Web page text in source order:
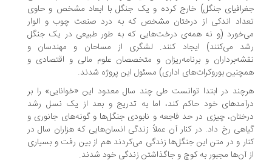
جنگل) خارج کرده و یک جنگل با ابعاد مشخص و حاوی
اندکی از درختان مشخص که به درد صنعت چوب و الوار
(و نه همه‌ی درخت‌هایی که به طور طبیعی در یک جنگل
می‌کنند) ایجاد کنند. لشگری از مساحان و مهندسان و
و برنامه‌ریزان و متخصصان علوم مالی و اقتصادی و
بوروکرات‌های اداری) مسئول این پروژه شدند.
در ابتدا توانست طی چند سال معدود این «خوانایی» را بر
خود حاکم کند، اما به تدریج و بعد از یک نسل رشد
چیزی در حد فاجعه و نابودی جنگل‌ها و گونه‌های جانوری و
رخ داد. در کنار آن عملاً زندگی انسان‌هایی که هزاران سال در
و در متن این جنگل‌ها زندگی می‌کردند هم از بین رفت و بسیاری
آن‌ها مجبور به کوچ و جاگذاشتن زندگی خود شدند.